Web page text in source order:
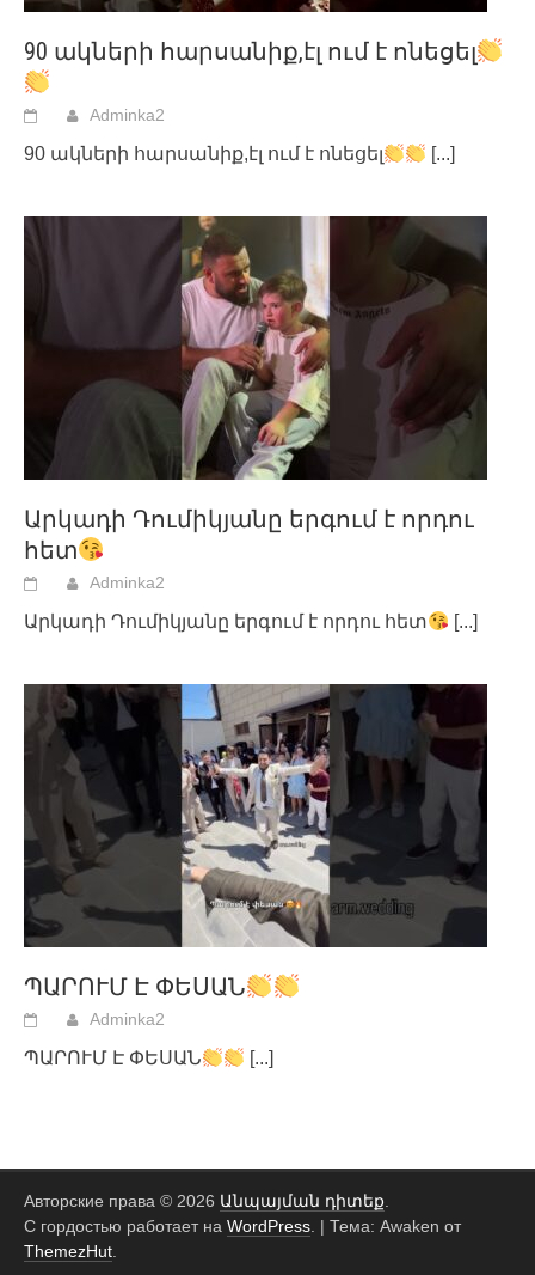
90 ակների հարսանիք,էլ ում է ոնեցել
Adminka2
90 ակների հարսանիք,էլ ում է ոնեցել [...]
Արկադի Դումիկյանը երգում է որդու
հետ
Adminka2
Արկադի Դումիկյանը երգում է որդու հետ [...]
ՊԱՐՈՒՄ Է ՓԵՍԱՆ
Adminka2
ՊԱՐՈՒՄ Է ՓԵՍԱՆ [...]
Авторские права © 2026 Անպայման դիտեք
С гордостью работает на WordPress | Тема: Awaken от
ThemezHut